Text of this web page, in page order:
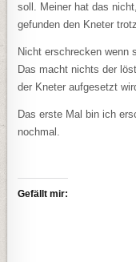
soll. Meiner hat das
gefunden den Kneter
Nicht erschrecken wenn
Das macht nichts der
der Kneter aufgesetzt
Das erste Mal bin ich
nochmal.
Gefällt mir: